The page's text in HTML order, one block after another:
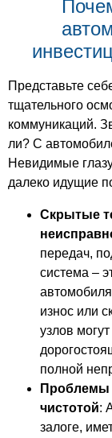
Представьте
тщательного
коммуникаций.
ли? С
Невидимые
далеко идущие
Скрытые
передач,
система –
износ или
узлов
полной
Проблемы
чистотой:
залоге,